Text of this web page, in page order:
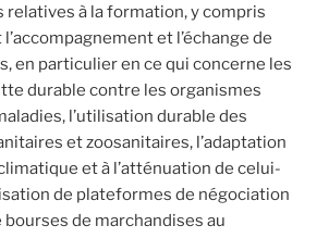
à la formation, y compris
et l’échange de
en particulier en ce qui concerne les
durable contre les organismes
l’utilisation durable des
et zoosanitaires, l’adaptation
et à l’atténuation de celui-
de plateformes de négociation
de marchandises au